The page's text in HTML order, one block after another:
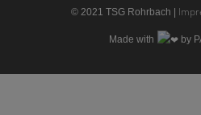
© 2021 TSG Rohrbach |
Made with by